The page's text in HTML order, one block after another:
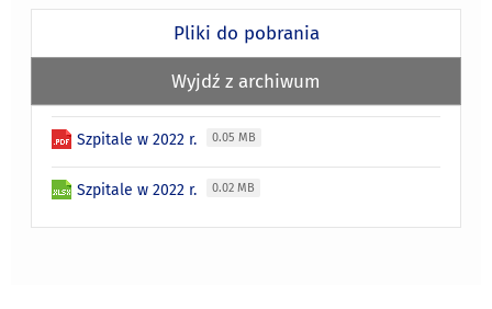
Pliki do pobrania
Wyjdź z archiwum
Szpitale w 2022 r. 0.05 MB
Szpitale w 2022 r. 0.02 MB